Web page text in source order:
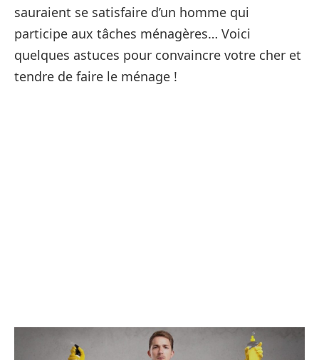
sauraient se satisfaire d’un homme qui
participe aux tâches ménagères… Voici
quelques astuces pour convaincre votre cher et
tendre de faire le ménage !